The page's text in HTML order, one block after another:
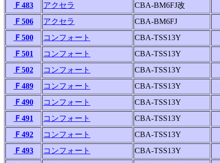
Ｆ483
アクセラ
CBA-BM6FJ改
Ｆ506
アクセラ
CBA-BM6FJ
Ｆ500
コンフォート
CBA-TSS13Y
Ｆ501
コンフォート
CBA-TSS13Y
Ｆ502
コンフォート
CBA-TSS13Y
Ｆ489
コンフォート
CBA-TSS13Y
Ｆ490
コンフォート
CBA-TSS13Y
Ｆ491
コンフォート
CBA-TSS13Y
Ｆ492
コンフォート
CBA-TSS13Y
Ｆ493
コンフォート
CBA-TSS13Y